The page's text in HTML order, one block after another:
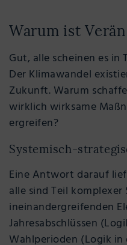
Warum ist
Gut, alle scheinen es
Der Klimawandel
Zukunft. Warum
wirklich wirksame
ergreifen?
Systemisch-
Eine Antwort darauf
alle sind Teil
ineinandergreifenden
Jahresabschlüssen
Wahlperioden (Logik